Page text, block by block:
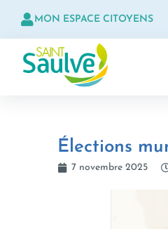
MON ESPACE CITOYENS
Élections
7 novembre 2025